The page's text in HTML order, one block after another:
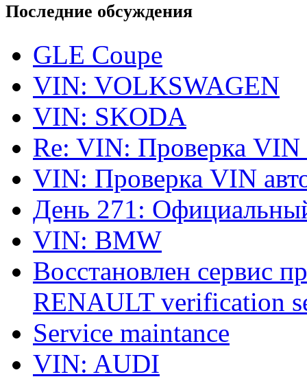
Последние обсуждения
GLE Coupe
VIN: VOLKSWAGEN
VIN: SKODA
Re: VIN: Проверка VIN
VIN: Проверка VIN
День 271:
VIN: BMW
Восстановлен сервис
RENAULT verification
Service maintance
VIN: AUDI